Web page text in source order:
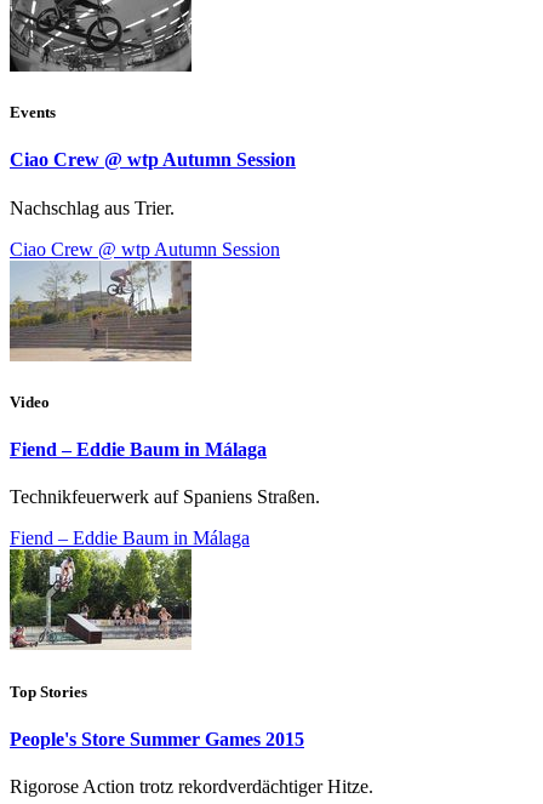
Events
Ciao Crew @ wtp Autumn Session
Nachschlag aus Trier.
Ciao Crew @ wtp Autumn Session
Video
Fiend – Eddie Baum in Málaga
Technikfeuerwerk auf Spaniens Straßen.
Fiend – Eddie Baum in Málaga
Top Stories
People's Store Summer Games 2015
Rigorose Action trotz rekordverdächtiger Hitze.